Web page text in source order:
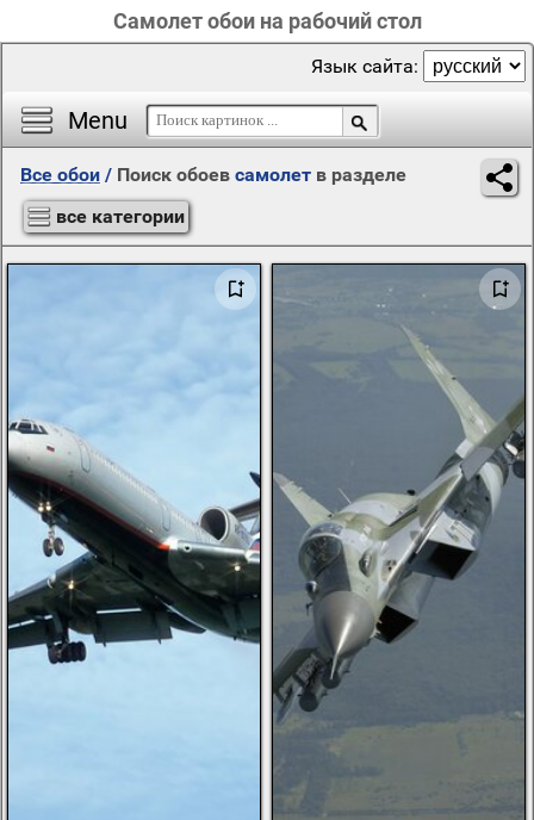
Самолет обои на рабочий стол
Menu
Язык сайта:
Все обои / Поиск обоев самолет в разделе
все категории